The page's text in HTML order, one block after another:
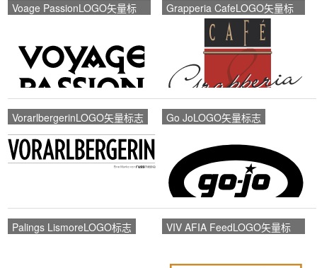
Voage PassionLOGO矢量标
Grapperia CafeLOGO矢量标
VorarlbergerinLOGO矢量标志 Go JoLOGO矢量标志
Palings LismoreLOGO标志
VIV AFIA FeedLOGO矢量标